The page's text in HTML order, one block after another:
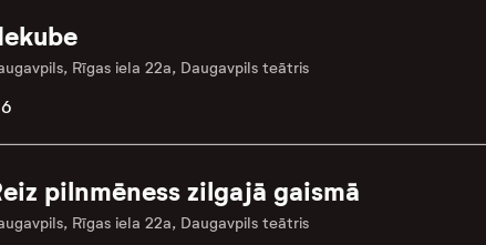
Rīgas iela 22a, Daugavpils teātris
pilnmēness zilgajā gaismā
Rīgas iela 22a, Daugavpils teātris